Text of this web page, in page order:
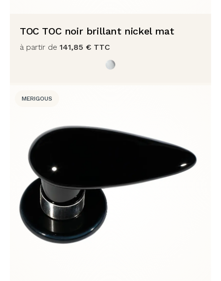
TOC TOC noir brillant nickel mat
à partir de 141,85 € TTC
MERIGOUS